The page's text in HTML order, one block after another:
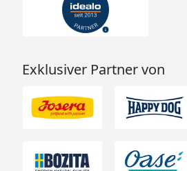
Exklusiver Partner von